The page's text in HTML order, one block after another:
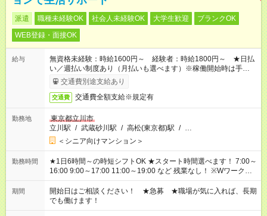
派遣 職種未経験OK 社会人未経験OK 大学生歓迎
ブランクOK
WEB登録・面接OK
給与
無資格未経験：時給1600円～ 経験者：時給1800円～ ★日払
い／週払い制度あり（月払いも選べます）※稼働開始時は手続き
完了次第のお支払いとなります。
交通費別途支給あり
交通費 交通費全額支給※規定有
勤務地
東京都立川市
立川駅 / 武蔵砂川駅 / 高松(東京都)駅 / …
＜シニア向けマンション＞
勤務時間
★1日6時間～の時短シフトOK ★スタート時間選べます！ 7:00～
16:00 9:00～17:00 11:00～19:00 など 残業なし！ ※Wワークの
場合、他のお仕事と合わせ週40時間超の就業はご案内できませ
ん ※法令に基づき、週20時間以上勤務は社会保険への加入対象
となります ※労働者派遣法（日雇い派遣の原則禁止）により、
短時間・短期間の就業はご案内が難しい場合があります
期間
開始日はご相談ください！ ★急募 ★職場が気に入れば、長期
でも働けます！